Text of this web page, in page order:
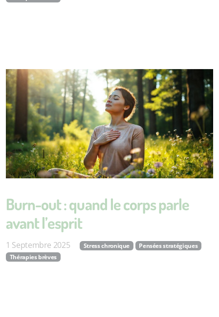
Burn-out : quand le corps parle
avant l’esprit
1 Septembre 2025 Stress chronique
Pensées stratégiques
Thérapies brèves